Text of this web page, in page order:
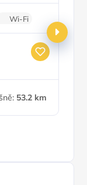
Wi-Fi
53.2 km